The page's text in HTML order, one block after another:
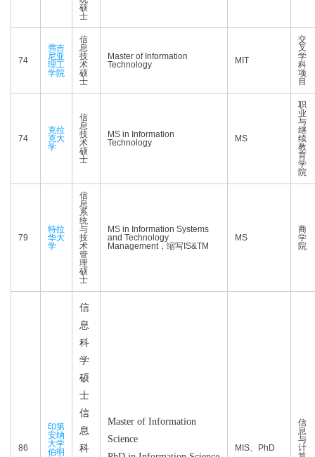
硕
士
74
弗吉
尼亚
理工
学院
信
息
技
术
硕
士
Master of Information
Technology
MIT
交
叉
学
科
项
目
74
克拉
克大
学
信
息
技
术
硕
士
MS in Information
Technology
MS
职
业
与
继
续
教
育
学
院
79
特拉
华大
学
信
息
系
统
与
技
术
管
理
硕
士
MS in Information Systems
and Technology
Management，缩写IS&TM
MS
商
学
院
86
印第
安纳
大学
伯明
信
息
科
学
硕
士
信
息
科
Master of Information
Science
MIS、PhD
信
息
与
计